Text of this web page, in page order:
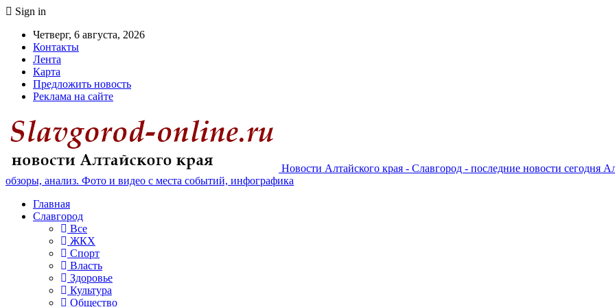
Sign in
Четверг, 6 августа, 2026
Контакты
Лента
Карта
Предложить новость
Реклама на сайте
Новости Алтайского края - Славгород - последние новости сегодня
обзоры, анализ. Фото и видео с места событий, инфографика
Главная
Славгород
Все
ЖКХ
Спорт
Власть
Здоровье
Культура
Общество